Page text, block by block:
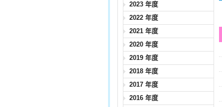
2023 年度
2022 年度
2021 年度
2020 年度
2019 年度
2018 年度
2017 年度
2016 年度